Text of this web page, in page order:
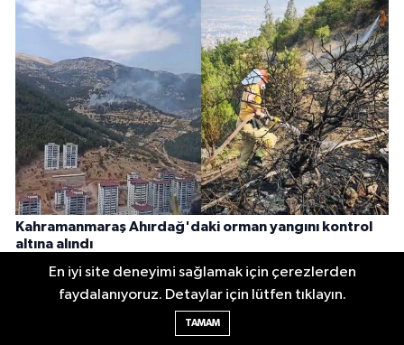
Kahramanmaraş Ahırdağ'daki orman yangını kontrol
altına alındı
En iyi site deneyimi sağlamak için çerezlerden
faydalanıyoruz. Detaylar için lütfen tıklayın.
TAMAM